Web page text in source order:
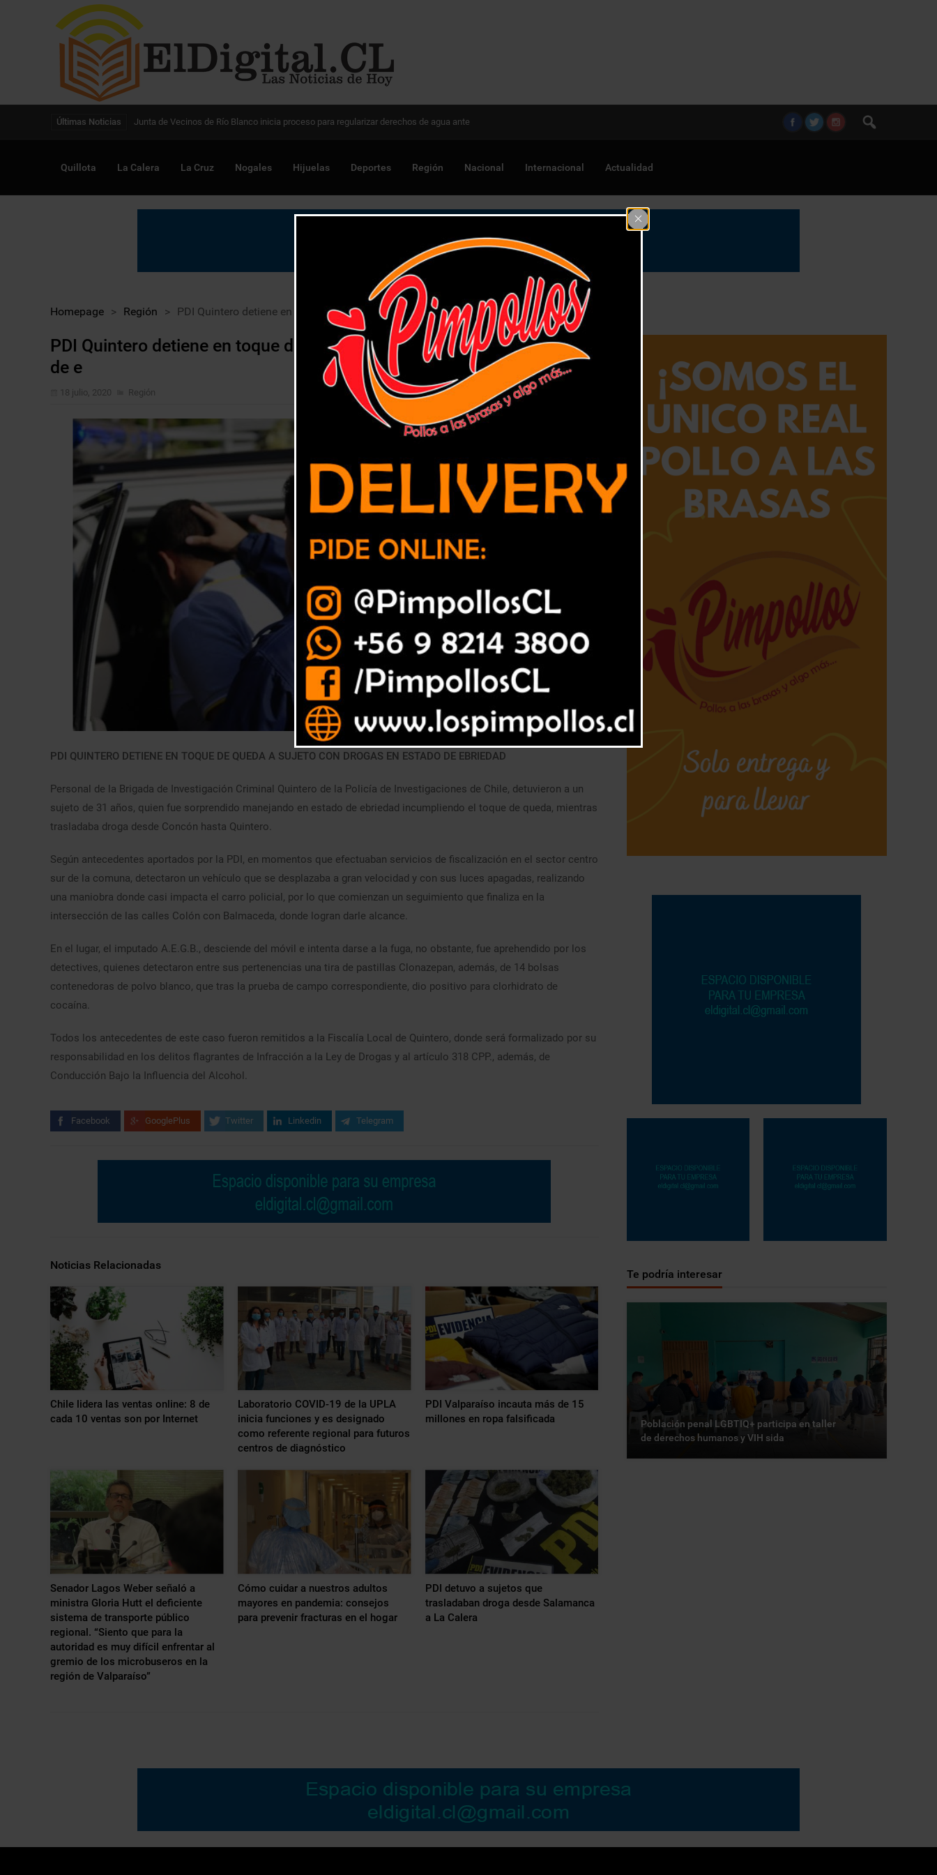
Últimas Noticias Digitalización de la gestión pública avanza en Chile para optimizar proyectos
Quillota La Calera La Cruz Nogales Hijuelas Deportes Región Nacional Internacional Actualidad
Homepage > Región > PDI Quintero detiene en toque de queda a sujeto con drogas en estado de e
PDI Quintero detiene en toque de queda a sujeto con drogas en estado
de e
18 julio, 2020 Región
PDI QUINTERO DETIENE EN TOQUE DE QUEDA A SUJETO CON DROGAS EN ESTADO DE EBRIEDAD
Personal de la Brigada de Investigación Criminal Quintero de la Policía de Investigaciones de Chile, detuvieron a un
sujeto de 31 años, quien fue sorprendido manejando en estado de ebriedad incumpliendo el toque de queda, mientras
trasladaba droga desde Concón hasta Quintero.
Según antecedentes aportados por la PDI, en momentos que efectuaban servicios de fiscalización en el sector centro
sur de la comuna, detectaron un vehículo que se desplazaba a gran velocidad y con sus luces apagadas, realizando
una maniobra donde casi impacta el carro policial, por lo que comienzan un seguimiento que finaliza en la
intersección de las calles Colón con Balmaceda, donde logran darle alcance.
En el lugar, el imputado A.E.G.B., desciende del móvil e intenta darse a la fuga, no obstante, fue aprehendido por los
detectives, quienes detectaron entre sus pertenencias una tira de pastillas Clonazepan, además, de 14 bolsas
contenedoras de polvo blanco, que tras la prueba de campo correspondiente, dio positivo para clorhidrato de
cocaína.
Todos los antecedentes de este caso fueron remitidos a la Fiscalía Local de Quintero, donde será formalizado por su
responsabilidad en los delitos flagrantes de Infracción a la Ley de Drogas y al artículo 318 CPP., además, de
Conducción Bajo la Influencia del Alcohol.
Facebook GooglePlus Twitter Linkedin Telegram
Noticias Relacionadas
Chile lidera las ventas online: 8 de
cada 10 ventas son por Internet
Laboratorio COVID-19 de la UPLA
inicia funciones y es designado
como referente regional para futuros
centros de diagnóstico
PDI Valparaíso incauta más de 15
millones en ropa falsificada
Senador Lagos Weber señaló a
ministra Gloria Hutt el deficiente
sistema de transporte público
regional. “Siento que para la
autoridad es muy difícil enfrentar al
gremio de los microbuseros en la
región de Valparaíso”
Cómo cuidar a nuestros adultos
mayores en pandemia: consejos
para prevenir fracturas en el hogar
PDI detuvo a sujetos que
trasladaban droga desde Salamanca
a La Calera
Te podría interesar
Población penal LGBTIQ+ participa en taller
de derechos humanos y VIH sida